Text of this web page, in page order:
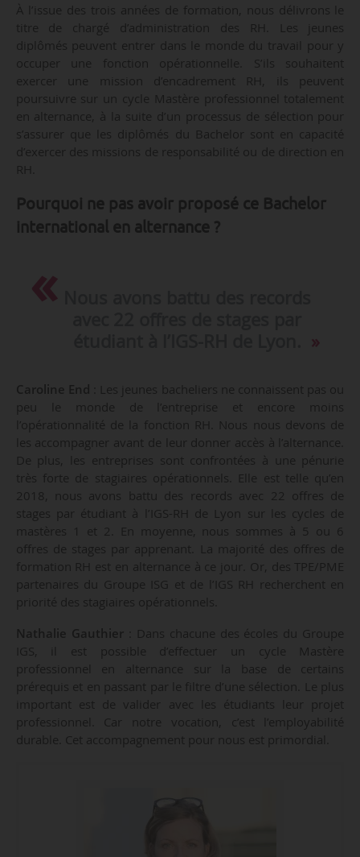
À l’issue des trois années de formation, nous délivrons le
titre de chargé d’administration des RH. Les jeunes
diplômés peuvent entrer dans le monde du travail pour y
occuper une fonction opérationnelle. S’ils souhaitent
exercer une mission d’encadrement RH, ils peuvent
poursuivre sur un cycle Mastère professionnel totalement
en alternance, à la suite d’un processus de sélection pour
s’assurer que les diplômés du Bachelor sont en capacité
d’exercer des missions de responsabilité ou de direction en
RH.
Pourquoi ne pas avoir proposé ce Bachelor
international en alternance ?
Caroline End : Les jeunes bacheliers ne connaissent pas ou
peu le monde de l’entreprise et encore moins
l’opérationnalité de la fonction RH. Nous nous devons de
les accompagner avant de leur donner accès à l’alternance.
De plus, les entreprises sont confrontées à une pénurie
très forte de stagiaires opérationnels. Elle est telle qu’en
2018, nous avons battu des records avec 22 offres de
stages par étudiant à l’IGS-RH de Lyon sur les cycles de
mastères 1 et 2. En moyenne, nous sommes à 5 ou 6
offres de stages par apprenant. La majorité des offres de
formation RH est en alternance à ce jour. Or, des TPE/PME
partenaires du Groupe ISG et de l’IGS RH recherchent en
priorité des stagiaires opérationnels.
Nathalie Gauthier
: Dans chacune des écoles du Groupe
IGS, il est possible d’effectuer un cycle Mastère
professionnel en alternance sur la base de certains
prérequis et en passant par le filtre d’une sélection. Le plus
important est de valider avec les étudiants leur projet
professionnel. Car notre vocation, c’est l’employabilité
durable. Cet accompagnement pour nous est primordial.